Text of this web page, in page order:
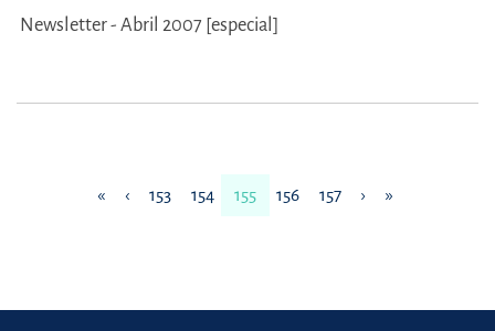
Newsletter - Abril 2007 [especial]
« ‹ 153 154 155 156 157 › »